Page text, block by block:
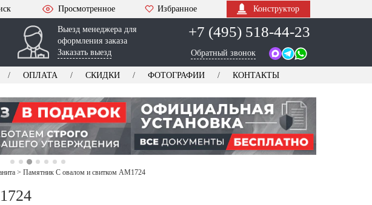
Просмотренное Избранное Конструктор
Выезд менеджера для
оформления заказа
Заказать выезд
+7 (495) 518-44-23
Обратный звонок
ОПЛАТА СКИДКИ ФОТОГРАФИИ КОНТАКТЫ
> Памятник С овалом и свитком AM1724